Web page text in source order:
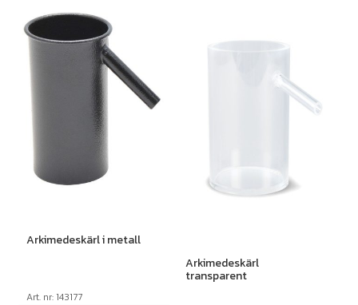
Arkimedeskärl i metall
Art. nr: 143177
Arkimedeskärl
transparent